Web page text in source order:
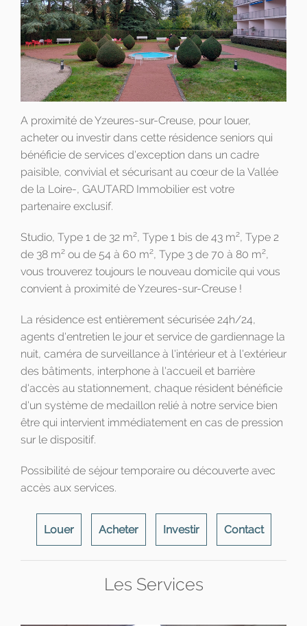
A proximité de Yzeures-sur-Creuse, pour louer,
acheter ou investir dans cette résidence seniors qui
bénéficie de services d'exception dans un cadre
paisible, convivial et sécurisant au cœur de la Vallée
de la Loire-, GAUTARD Immobilier est votre
partenaire exclusif.
Studio, Type 1 de 32 m2, Type 1 bis de 43 m2, Type 2
de 38 m2 ou de 54 à 60 m2, Type 3 de 70 à 80 m2,
vous trouverez toujours le nouveau domicile qui vous
convient à proximité de Yzeures-sur-Creuse !
La résidence est entièrement sécurisée 24h/24,
agents d'entretien le jour et service de gardiennage la
nuit, caméra de surveillance à l'intérieur et à l'extérieur
des bâtiments, interphone à l'accueil et barrière
d'accès au stationnement, chaque résident bénéficie
d'un système de medaillon relié à notre service bien
être qui intervient immédiatement en cas de pression
sur le dispositif.
Possibilité de séjour temporaire ou découverte avec
accès aux services.
Louer Acheter Investir Contact
Les Services